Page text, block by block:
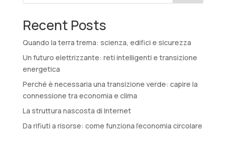
Recent Posts
Quando la terra trema: scienza, edifici e sicurezza
Un futuro elettrizzante: reti intelligenti e transizione
energetica
Perché è necessaria una transizione verde: capire la
connessione tra economia e clima
La struttura nascosta di Internet
Da rifiuti a risorse: come funziona l’economia circolare